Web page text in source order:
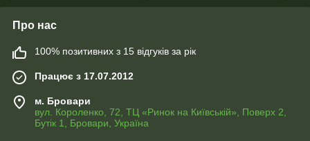
Про нас
100% позитивних з 15 відгуків за рік
Працює з 17.07.2012
м. Бровари
вул. Короленко, 72, ТЦ «Ринок на Київській», Поверх 2,
Бутік 1, Бровари, Україна